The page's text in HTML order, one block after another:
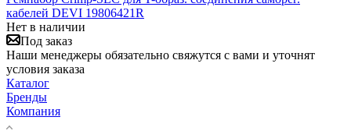
кабелей DEVI 19806421R
Нет в наличии
Под заказ
Наши менеджеры обязательно свяжутся с вами и уточнят
условия заказа
Каталог
Бренды
Компания